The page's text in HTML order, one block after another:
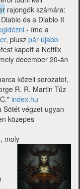
rajongók számára:
és a Diablo II
- íme a
, plusz pár újabb
kapott a Netflix
december 20-án
közeli sorozatot,
R. R. Martin Tűz
index.hu
Sötét végzet ugyan
közepes
moly